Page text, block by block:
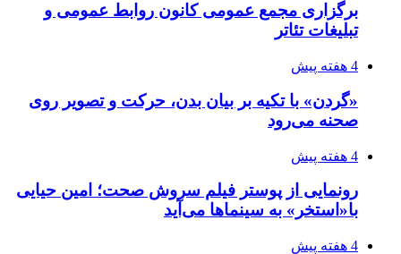
برگزاری مجمع عمومی کانون روابط عمومی و
تبلیغات تئاتر
4 هفته پیش
«گردن» با تکیه بر بیان بدن، حرکت و تصویر روی
صحنه می‌رود
4 هفته پیش
رونمایی از پوستر فیلم سروش صحت؛ امین حیایی
با«استخر» به سینماها می‌آید
4 هفته پیش